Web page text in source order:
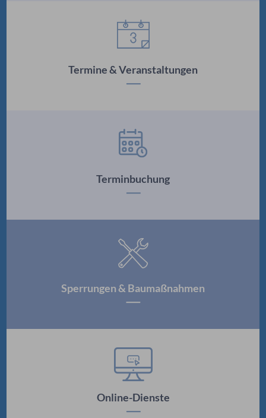
Termine & Veranstaltungen
Terminbuchung
Sperrungen & Baumaßnahmen
Online-Dienste